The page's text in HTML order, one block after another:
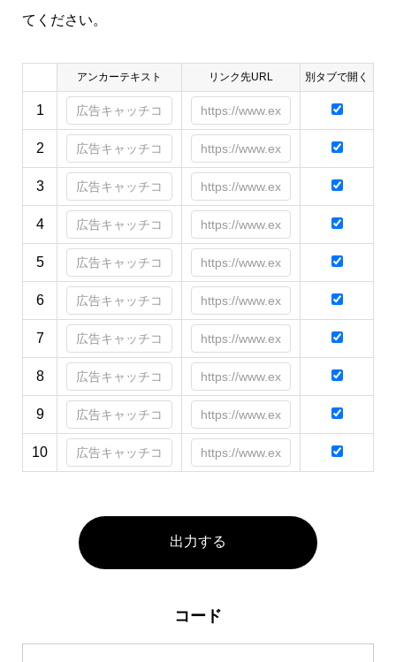
てください。
アンカーテキスト リンク先URL 別タブで開く
1
2
3
4
5
6
7
8
9
10
出力する
コード